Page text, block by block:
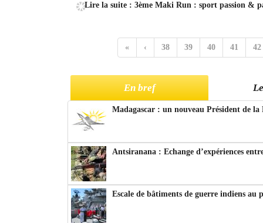
Lire la suite : 3ème Maki Run : sport passion &
« ‹ 38 39 40 41 42
En bref
Madagascar : un nouveau Président de
Antsiranana : Echange d’expériences
Escale de bâtiments de guerre indiens au